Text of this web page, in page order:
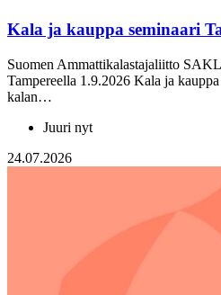
Kala ja kauppa seminaari
Suomen Ammattikalastajaliitto
Tampereella 1.9.2026 Kala ja
kalan…
Juuri nyt
24.07.2026